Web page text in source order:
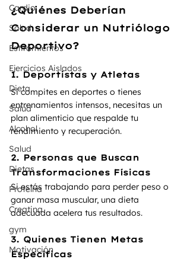
Cardio
Salud
Estiramientos
Ejercicios Aislados
Dieta
Salud
Alcohol
Salud
Dietas
Proteína
Creatina
gym
Motivación
¿Quiénes Deberían
Considerar un Nutriólogo
Deportivo?
1. Deportistas y Atletas
Si compites en deportes o tienes
entrenamientos intensos, necesitas un
plan alimenticio que respalde tu
rendimiento y recuperación.
2. Personas que Buscan
Transformaciones Físicas
Si estás trabajando para perder peso o
ganar masa muscular, una dieta
adecuada acelera tus resultados.
3. Quienes Tienen Metas
Específicas